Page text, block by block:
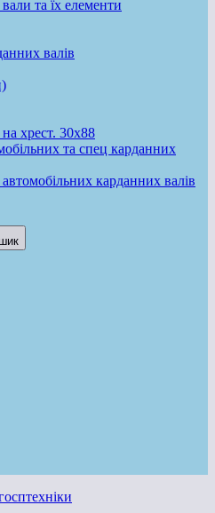
та їх елементи
валів
хрест. 30x88
та спец карданних
карданних валів